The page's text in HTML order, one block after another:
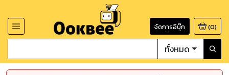
จัดการอีบุ๊ก (0)
ทั้งหมด